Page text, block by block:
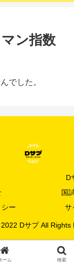
ン指数
でした。
D
国
ー
サ
Dサプ All Rights
ーム 検索